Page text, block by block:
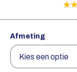
Afmeting